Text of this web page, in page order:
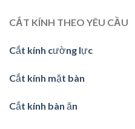
CẮT KÍNH THEO YÊU CẦU
Cắt kính cường lực
Cắt kính mặt bàn
Cắt kính bàn ăn